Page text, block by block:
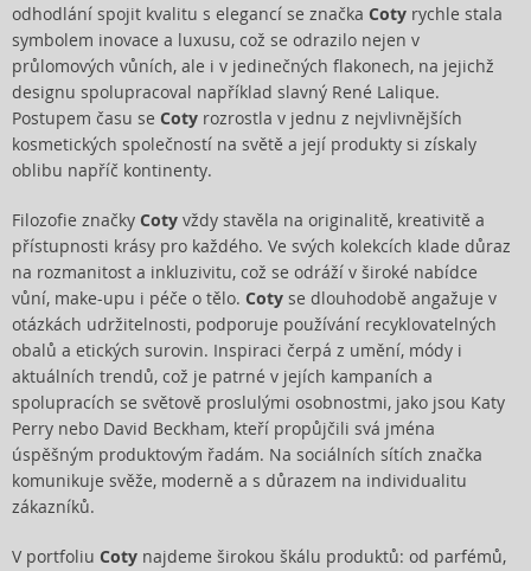
odhodlání spojit kvalitu s elegancí se značka Coty rychle stala
symbolem inovace a luxusu, což se odrazilo nejen v
průlomových vůních, ale i v jedinečných flakonech, na jejichž
designu spolupracoval například slavný René Lalique.
Postupem času se Coty rozrostla v jednu z nejvlivnějších
kosmetických společností na světě a její produkty si získaly
oblibu napříč kontinenty.
Filozofie značky Coty vždy stavěla na originalitě, kreativitě a
přístupnosti krásy pro každého. Ve svých kolekcích klade důraz
na rozmanitost a inkluzivitu, což se odráží v široké nabídce
vůní, make-upu i péče o tělo. Coty se dlouhodobě angažuje v
otázkách udržitelnosti, podporuje používání recyklovatelných
obalů a etických surovin. Inspiraci čerpá z umění, módy i
aktuálních trendů, což je patrné v jejích kampaních a
spolupracích se světově proslulými osobnostmi, jako jsou Katy
Perry nebo David Beckham, kteří propůjčili svá jména
úspěšným produktovým řadám. Na sociálních sítích značka
komunikuje svěže, moderně a s důrazem na individualitu
zákazníků.
V portfoliu Coty najdeme širokou škálu produktů: od parfémů,